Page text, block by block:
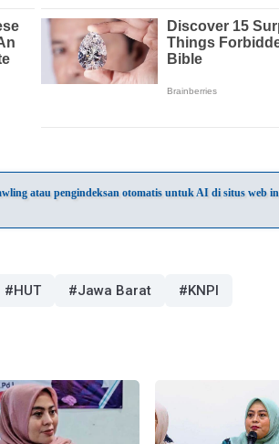
atau pengindeksan otomatis untuk AI di situs web
#HUT #Jawa Barat #KNPI